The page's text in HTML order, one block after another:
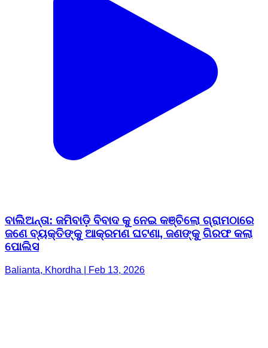
ବାଲିିଅନ୍ତା: ଜମିବାଡ଼ି ବିବାଦ କୁ ନେଇ କଞ୍ଚିଲୋ ଗ୍ରାମଠାରେ
ଜଣେ ବ୍ୟକ୍ତିଙ୍କୁ ଆକ୍ରମଣ ଘଟଣା, ଜଣଙ୍କୁ ଗିରଫ କଲା
ପୋଲିସ
Balianta, Khordha | Feb 13, 2026